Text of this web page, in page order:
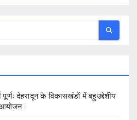
देहरादून के विकासखंडों में बहुउद्देशीय